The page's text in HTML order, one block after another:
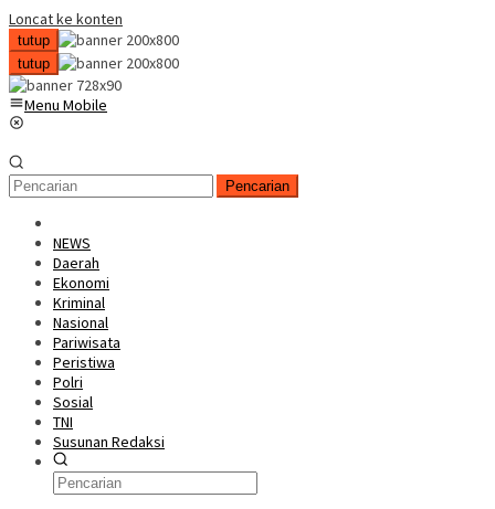
Loncat ke konten
tutup
tutup
Menu Mobile
Pencarian
NEWS
Daerah
Ekonomi
Kriminal
Nasional
Pariwisata
Peristiwa
Polri
Sosial
TNI
Susunan Redaksi